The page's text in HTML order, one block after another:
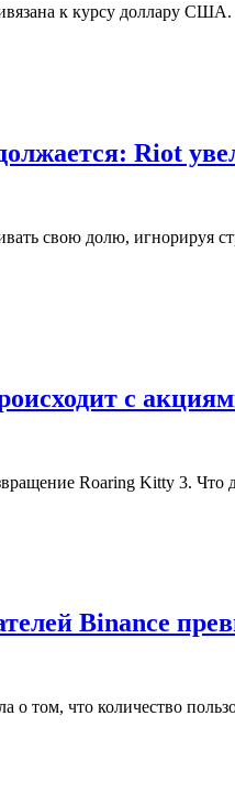
к курсу доллару
Riot
свою долю, игнорируя
с
Roaring Kitty 3. Что
Binance
том, что количество